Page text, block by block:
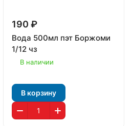
190 ₽
Вода 500мл пэт Боржоми
1/12 чз
В наличии
В корзину